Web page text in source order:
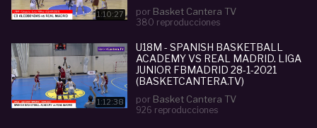
1:10:27 por Basket Cantera TV
380 reproducciones
1:12:38
U18M - SPANISH BASKETBALL
ACADEMY VS REAL MADRID. LIGA
JUNIOR FBMADRID 28-1-2021
(BASKETCANTERA.TV)
por Basket Cantera TV
926 reproducciones